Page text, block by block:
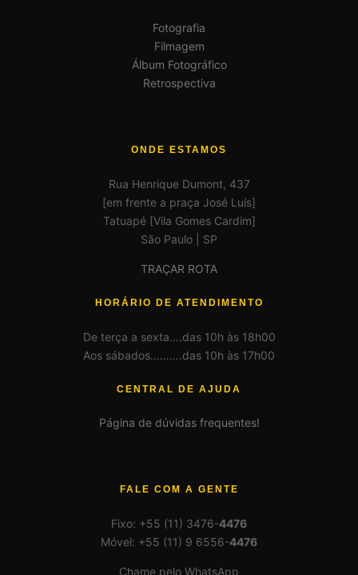
Fotografia
Filmagem
Álbum Fotográfico
Retrospectiva
ONDE ESTAMOS
Rua Henrique Dumont, 437
[em frente a praça José Luís]
Tatuapé [Vila Gomes Cardim]
São Paulo | SP
TRAÇAR ROTA
HORÁRIO DE ATENDIMENTO
De terça a sexta….das 10h às 18h00
Aos sábados……….das 10h às 17h00
CENTRAL DE AJUDA
Página de dúvidas frequentes!
FALE COM A GENTE
Fixo: +55 (11) 3476-4476
Móvel: +55 (11) 9 6556-4476
Chame pelo WhatsApp